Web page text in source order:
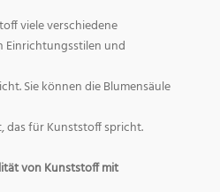
viele verschiedene
Einrichtungsstilen und
Sie können die Blumensäule
das für Kunststoff spricht.
von Kunststoff mit